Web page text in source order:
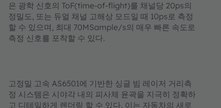
은 광학 신호의 ToF(time-of-flight)를 채널당 20ps의
정밀도, 또는 듀얼 채널 고해상 모드일 때 10ps로 측정
할 수 있으며, 최대 70MSample/s의 매우 빠른 속도로
측정 신호를 포착할 수 있다.
고정밀 고속 AS6501에 기반한 싱글 빔 레이저 거리측
정 시스템은 시야각 내의 피사체 윤곽을 지극히 정확하
고 디테일하게 렌더링 할 수 있다. 이는 자동차의 새로